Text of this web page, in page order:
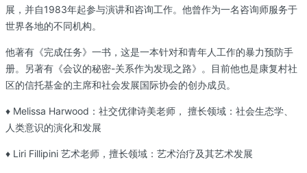
展，并自1983年起参与演讲和咨询工作。他曾作为一名咨询师服务于
世界各地的不同机构。
他著有《完成任务》一书，这是一本针对和青年人工作的暴力预防手
册。另著有《会议的秘密-关系作为发现之路》。目前他也是康复村社
区的信托基金的主席和社会发展国际协会的创办成员。
♦ Melissa Harwood：社交优律诗美老师， 擅长领域：社会生态学、
人类意识的演化和发展
♦ Liri Fillipini 艺术老师，擅长领域：艺术治疗及其艺术发展